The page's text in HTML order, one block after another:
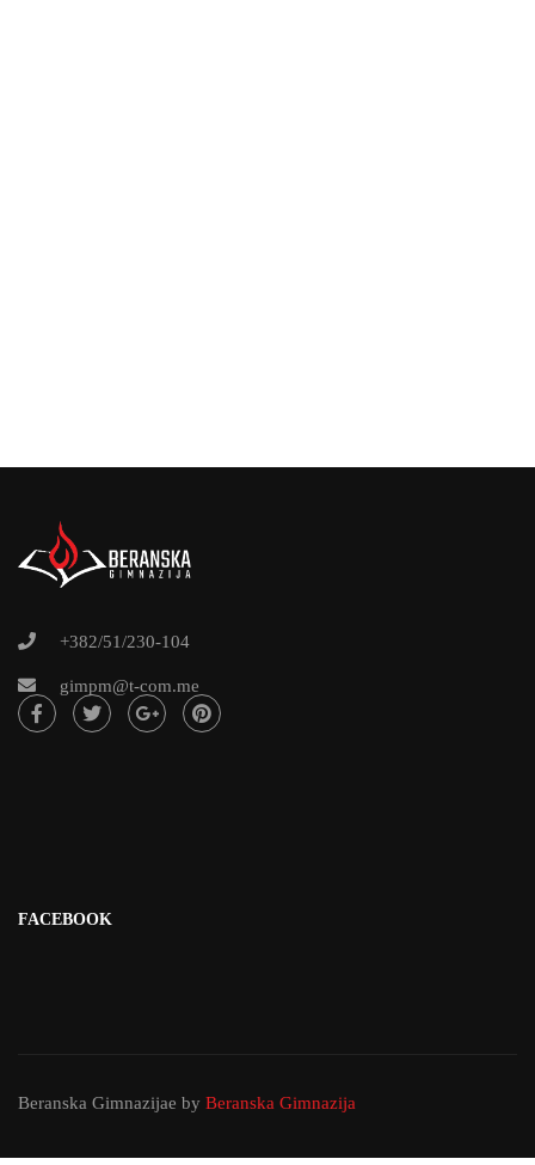
+382/51/230-104
gimpm@t-com.me
FACEBOOK
Beranska Gimnazijae by Beranska Gimnazija